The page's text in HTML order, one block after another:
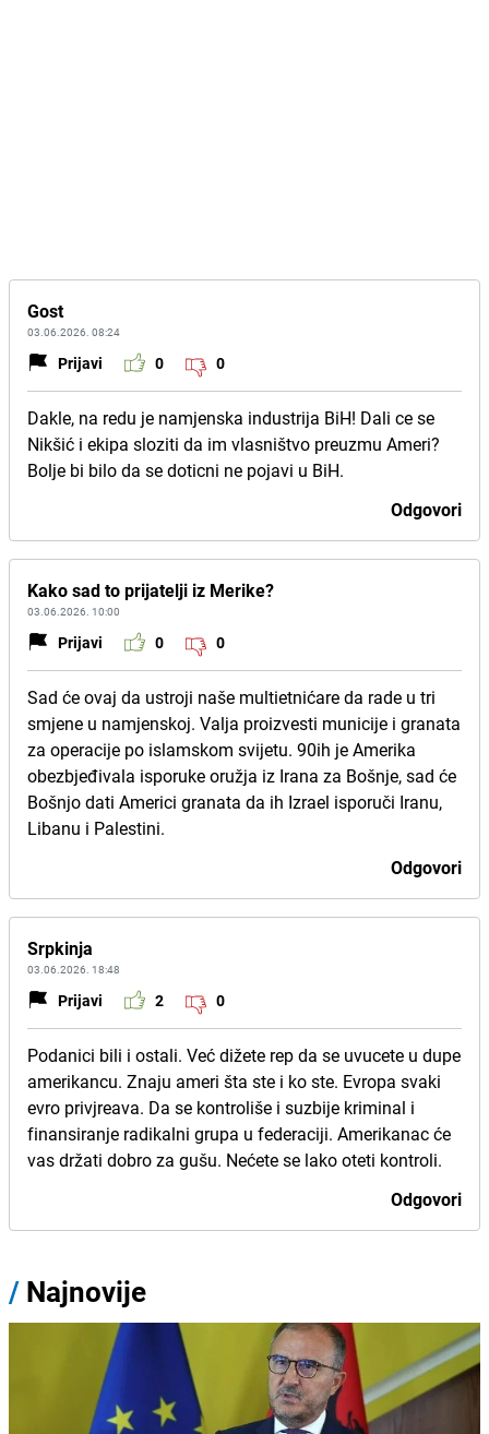
Gost
03.06.2026. 08:24
Prijavi 0 0
Dakle, na redu je namjenska industrija BiH! Dali ce se
Nikšić i ekipa sloziti da im vlasništvo preuzmu Ameri?
Bolje bi bilo da se doticni ne pojavi u BiH.
Odgovori
Kako sad to prijatelji iz Merike?
03.06.2026. 10:00
Prijavi 0 0
Sad će ovaj da ustroji naše multietnićare da rade u tri
smjene u namjenskoj. Valja proizvesti municije i granata
za operacije po islamskom svijetu. 90ih je Amerika
obezbjeđivala isporuke oružja iz Irana za Bošnje, sad će
Bošnjo dati Americi granata da ih Izrael isporuči Iranu,
Libanu i Palestini.
Odgovori
Srpkinja
03.06.2026. 18:48
Prijavi 2 0
Podanici bili i ostali. Već dižete rep da se uvucete u dupe
amerikancu. Znaju ameri šta ste i ko ste. Evropa svaki
evro privjreava. Da se kontroliše i suzbije kriminal i
finansiranje radikalni grupa u federaciji. Amerikanac će
vas držati dobro za gušu. Nećete se lako oteti kontroli.
Odgovori
/ Najnovije